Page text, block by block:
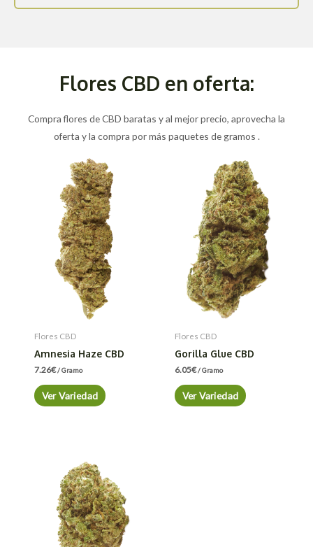
Flores CBD en oferta:
Compra flores de CBD baratas y al mejor precio, aprovecha la
oferta y la compra por más paquetes de gramos .
Flores CBD
Amnesia Haze CBD
7.26€/ Gramo
Ver Variedad
Flores CBD
Gorilla Glue CBD
6.05€/ Gramo
Ver Variedad